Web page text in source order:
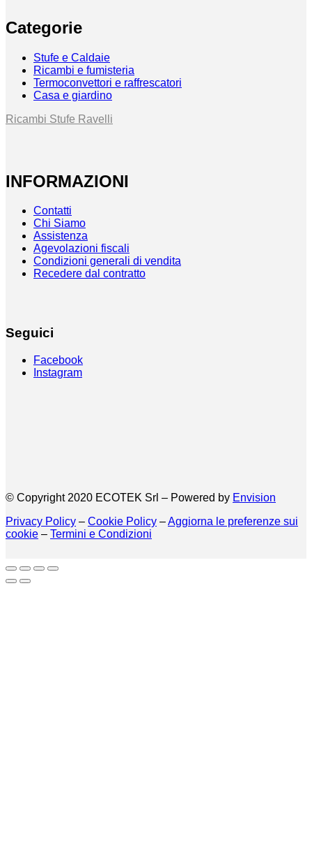
Categorie
Stufe e Caldaie
Ricambi e fumisteria
Termoconvettori e raffrescatori
Casa e giardino
Ricambi Stufe Ravelli
INFORMAZIONI
Contatti
Chi Siamo
Assistenza
Agevolazioni fiscali
Condizioni generali di vendita
Recedere dal contratto
Seguici
Facebook
Instagram
© Copyright 2020 ECOTEK Srl – Powered by Envision
Privacy Policy – Cookie Policy –Aggiorna le preferenze sui
cookie – Termini e Condizioni